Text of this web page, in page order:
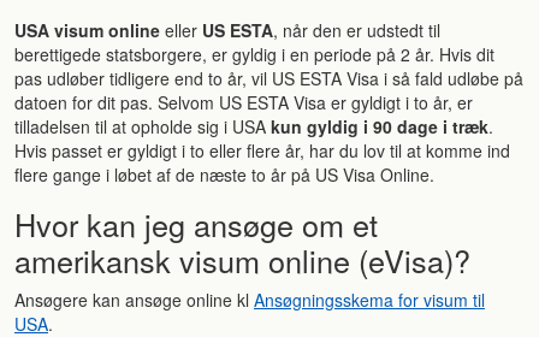
USA visum online eller US ESTA, når den er udstedt til
berettigede statsborgere, er gyldig i en periode på 2 år. Hvis dit
pas udløber tidligere end to år, vil US ESTA Visa i så fald udløbe på
datoen for dit pas. Selvom US ESTA Visa er gyldigt i to år, er
tilladelsen til at opholde sig i USA kun gyldig i 90 dage i træk.
Hvis passet er gyldigt i to eller flere år, har du lov til at komme ind
flere gange i løbet af de næste to år på US Visa Online.
Hvor kan jeg ansøge om et
amerikansk visum online (eVisa)?
Ansøgere kan ansøge online kl Ansøgningsskema for visum til
USA.